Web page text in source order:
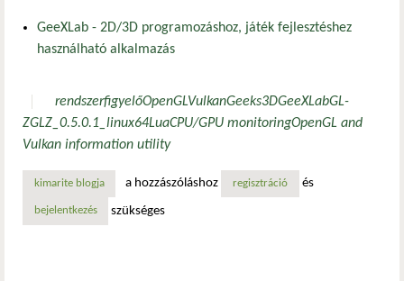
GeeXLab - 2D/3D programozáshoz, játék fejlesztéshez
használható alkalmazás
rendszerfigyelőOpenGLVulkanGeeks3DGeeXLabGL-
ZGLZ_0.5.0.1_linux64LuaCPU/GPU monitoringOpenGL and
Vulkan information utility
kimarite blogja a hozzászóláshoz regisztráció és
bejelentkezés szükséges